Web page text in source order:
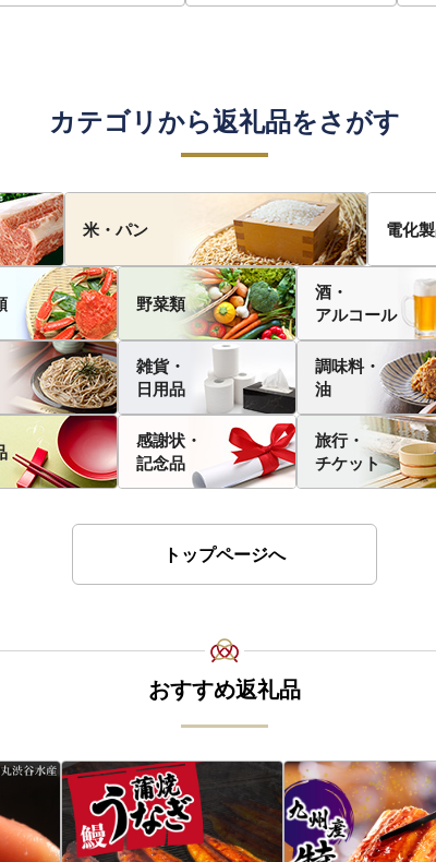
カテゴリから返礼品をさがす
米・パン 電化
野菜類
酒・
アルコール
雑貨・
日用品
調味料・
油
感謝状・
記念品
旅行・
チケット
トップページへ
おすすめ返礼品